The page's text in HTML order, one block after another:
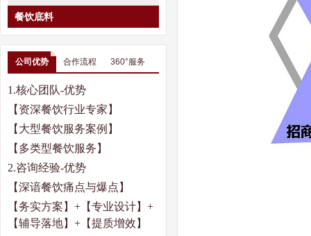
餐饮底料
公司优势 合作流程 360°服务
1.核心团队-优势
【资深餐饮行业专家】
【大型餐饮服务案例】
【多类型餐饮服务】
2.咨询经验-优势
【深谙餐饮痛点与爆点】
【务实方案】 +【专业设计】+
【辅导落地】 + 【提质增效】